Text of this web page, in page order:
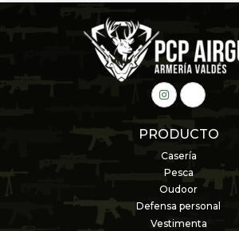
PRODUCTO
Casería
Pesca
Oudoor
Defensa personal
Vestimenta